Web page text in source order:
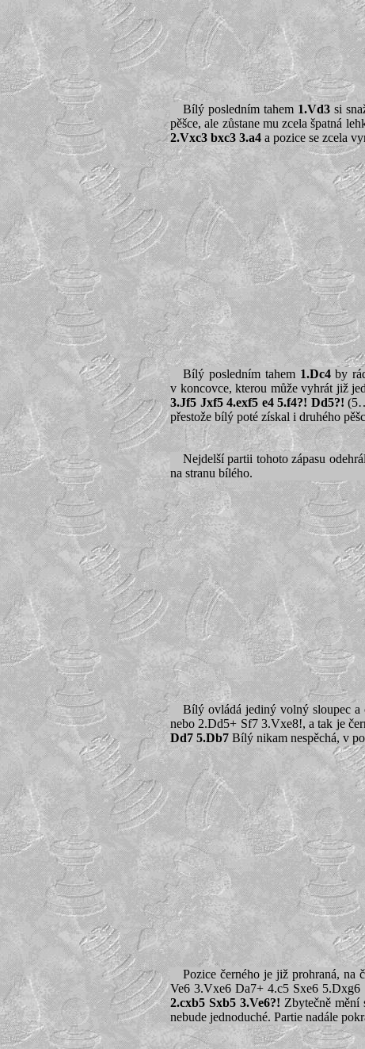
Bílý posledním tahem 1.Vd3si
pěšce, ale zůstane mu zcela špatná
2.Vxc3 bxc3 3.a4 a pozice se zcela
Bílý posledním tahem 1.Dc4by
v koncovce, kterou může vyhrát již
3.Jf5 Jxf5 4.exf5 e4 5.f4?! Dd5?!
přestože bílý poté získal i druhého
Nejdelší partii tohoto zápasu
na stranu bílého.
Bílý ovládá jediný volný sloupec
nebo 2.Dd5+ Sf7 3.Vxe8!, a tak je
Dd7 5.Db7 Bílý nikam nespěchá, v
Pozice černého je již prohraná,
Ve6 3.Vxe6 Da7+ 4.c5 Sxe6
2.cxb5 Sxb5 3.Ve6?! Zbytečně mění
nebude jednoduché. Partie nadále